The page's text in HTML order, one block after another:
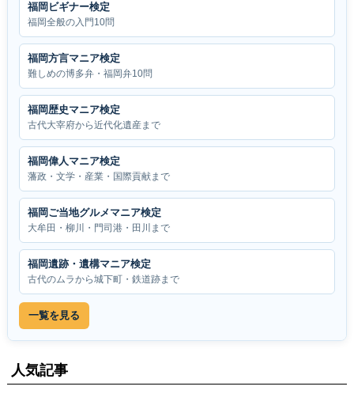
福岡ビギナー検定
福岡全般の入門10問
福岡方言マニア検定
難しめの博多弁・福岡弁10問
福岡歴史マニア検定
古代大宰府から近代化遺産まで
福岡偉人マニア検定
藩政・文学・産業・国際貢献まで
福岡ご当地グルメマニア検定
大牟田・柳川・門司港・田川まで
福岡遺跡・遺構マニア検定
古代のムラから城下町・鉄道跡まで
一覧を見る
人気記事